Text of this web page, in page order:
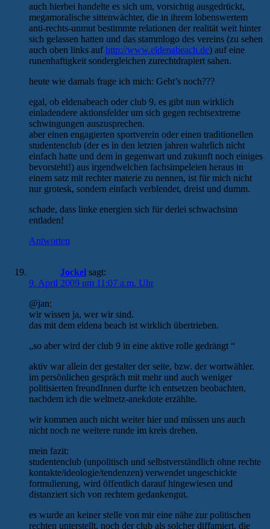
auch hierbei handelte es sich um, vorsichtig ausgedrückt,
megamoralische sittenwächter, die in ihrem lobenswertem
anti-rechts-unmut bestimmte relationen der realität weit hinter
sich gelassen hatten und das stammlogo des vereins (zu sehen
auch oben links aufhttp://www.eldenabeach.de) auf eine
runenhaftigkeit sondergleichen zurechtdrapiert sahen.
heute wie damals frage ich mich: Geht’s noch???
egal, ob eldenabeach oder club 9, es gibt nun wirklich
einladendere aktionsfelder um sich gegen rechtsextreme
schwingungen auszusprechen.
aber einen engagierten sportverein oder einen traditionellen
studentenclub (der es in den letzten jahren wahrlich nicht
einfach hatte und dem in gegenwart und zukunft noch einiges
bevorsteht!) aus irgendwelchen fachsimpeleien heraus in
einem satz mit rechter materie zu nennen, ist für mich nicht
nur grotesk, sondern einfach verblendet, dreist und dumm.
schade, dass linke energien sich für derlei schwachsinn
entladen!
Antworten
Jockel sagt:
9. April 2009 um 11:07 a.m. Uhr
@jan:
wir wissen ja, wer wir sind.
das mit dem eldena beach ist wirklich übertrieben.
„so aber wird der club 9 in eine aktive rolle gedrängt “
aktiv war allein der gestalter der seite, bzw. der wortwähler.
im persönlichen gespräch mit mehr und auch weniger
politisierten freundInnen durfte ich entsetzen beobachten,
nachdem ich die weltnetz-anekdote erzählte.
wir kommen auch nicht weiter hier und müssen uns auch
nicht noch ne weitere runde im kreis drehen.
mein fazit:
studentenclub (unpolitisch und selbstverständlich ohne rechte
kontakte/ideologie/tendenzen) verwendet ungeschickte
formulierung, wird öffentlich darauf hingewiesen und
distanziert sich von rechtem gedankengut.
es wurde an keiner stelle von mir eine nähe zur politischen
rechten unterstellt, noch der club als solcher diffamiert. die